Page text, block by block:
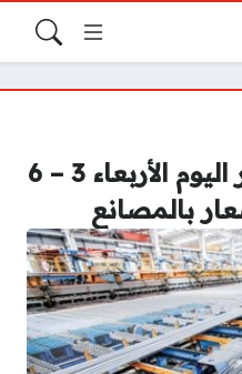
سعر الحديد فى مصر اليوم الأربعاء 3 – 6